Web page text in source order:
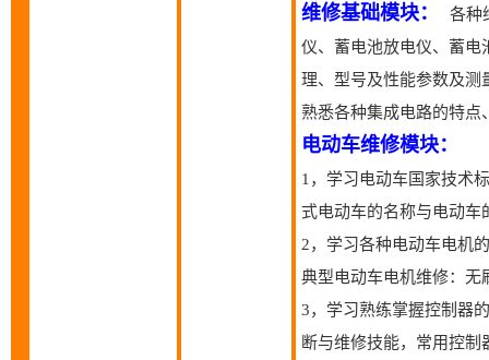
维修基础模块：
各种
仪、蓄电池放电仪、蓄电
理、型号及性能参数及测
熟悉各种集成电路的特点
电动车维修模块：
1，学习电动车国家技术
式电动车的名称与电动车
2，学习各种电动车电机
典型电动车电机维修：无
3，学习熟练掌握控制器
断与维修技能，常用控制